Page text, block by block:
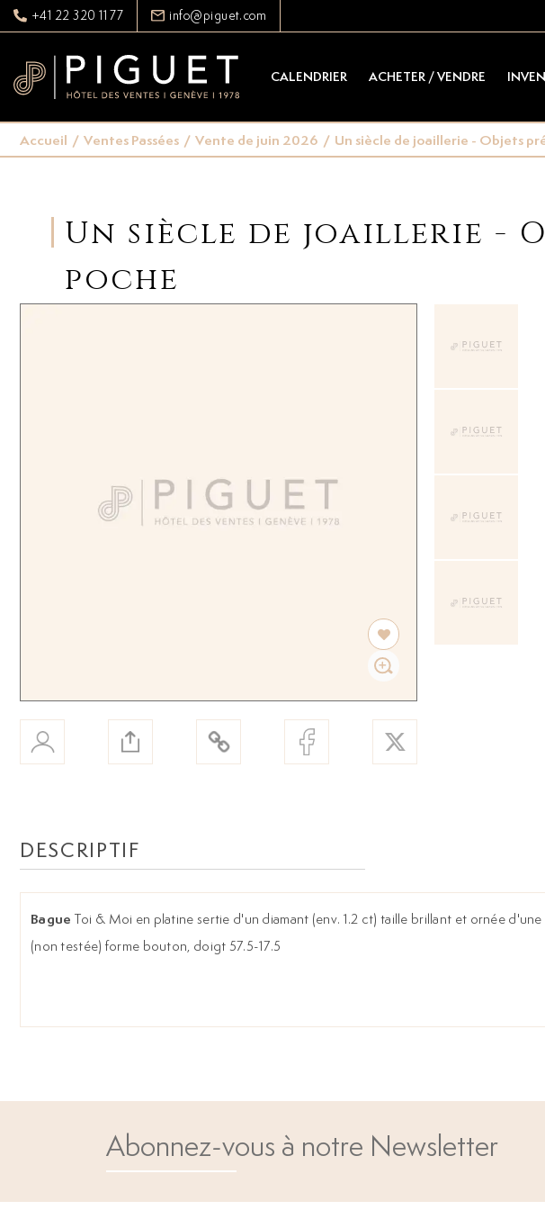
+41 22 320 11 77 info@piguet.com
CALENDRIER ACHETER / VENDRE
Accueil / Ventes Passées / Vente de juin 2026 / Un siècle de joaillerie - Objets
Un siècle de joaillerie -
poche
DESCRIPTIF
Bague Toi & Moi en platine sertie d'un diamant (env. 1.2 ct) taille brillant et ornée
(non testée) forme bouton, doigt 57.5-17.5
Abonnez-vous à notre Newsletter